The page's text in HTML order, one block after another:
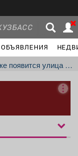
ОБЪЯВЛЕНИЯ
Услуги
улица Николая Толстогузова